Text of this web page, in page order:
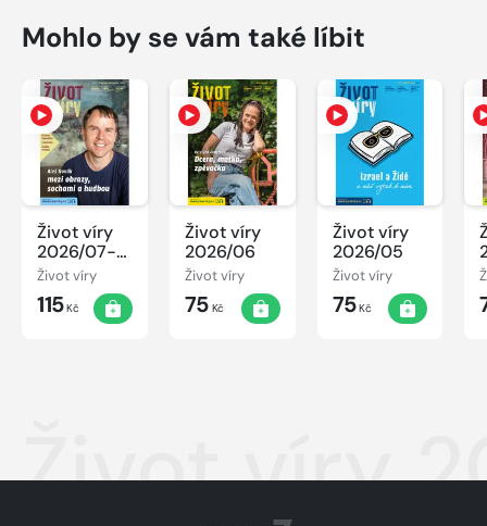
Mohlo by se vám také líbit
Život víry
2026/07-
08
Život víry
115Kč
Život víry
2026/06
Život víry
75Kč
Život víry
2026/05
Život víry
75Kč
Život víry